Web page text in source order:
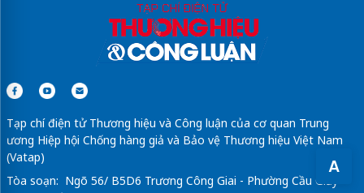
A
Tạp chí điện tử Thương hiệu và Công luận của cơ quan Trung
ương Hiệp hội Chống hàng giả và Bảo vệ Thương hiệu Việt Nam
(Vatap)
Tòa soạn: Ngõ 56/ B5D6 Trương Công Giai - Phường Cầu Giấy -